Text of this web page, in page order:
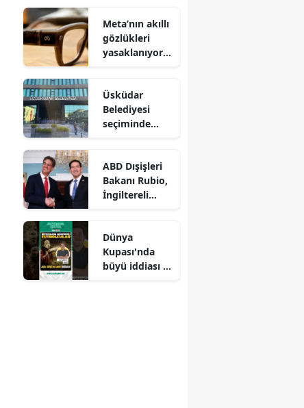
başladı mı?
Kombine ve
forma satış
Meta’nın akıllı
gözlükleri
yasaklanıyor
mahremiyet
krizine neden
oldu
Üsküdar
Belediyesi
seçiminde
Mecliste
arbede çıktı
ABD Dışişleri
Bakanı Rubio,
İngiltereli
Dünya
Kupası'nda
büyü iddiası :